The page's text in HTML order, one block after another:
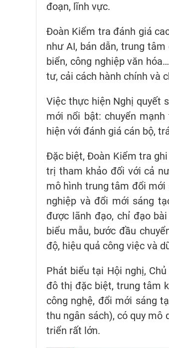
đoạn, lĩnh vực.
Đoàn Kiểm tra đánh giá
như AI, bán dẫn, trung
biển, công nghiệp văn
tư, cải cách hành chính và
Việc thực hiện Nghị quyết
mới nổi bật: chuyển mạnh
hiện với đánh giá cán bộ,
Đặc biệt, Đoàn Kiểm tra
trị tham khảo đối với cả
mô hình trung tâm đổi mới
nghiệp và đổi mới sáng
được lãnh đạo, chỉ đạo
biểu mẫu, bước đầu
độ, hiệu quả công việc và
Phát biểu tại Hội nghị,
đô thị đặc biệt, trung tâm
công nghệ, đổi mới sáng
thu ngân sách), có quy mô
triển rất lớn.